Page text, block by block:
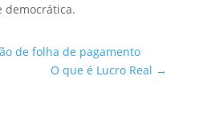
democrática.
de folha de pagamento
O que é Lucro Real →